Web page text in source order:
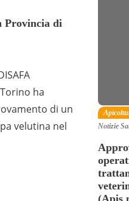
Provincia di
ha
di un
velutina nel
Notizie